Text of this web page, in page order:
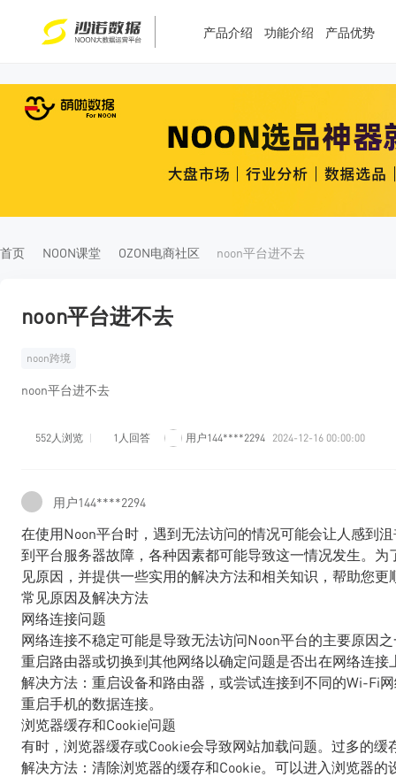
产品介绍 功能介绍 产品优势
首页 NOON课堂 OZON电商社区 noon平台进不去
noon平台进不去
noon跨境
noon平台进不去
552人浏览 1人回答 用户144****2294 2024-12-16 00:00:00
用户144****2294
在使用Noon平台时，遇到无法访问的情况可能会让人感到
到平台服务器故障，各种因素都可能导致这一情况发生。
见原因，并提供一些实用的解决方法和相关知识，帮助您
常见原因及解决方法
网络连接问题
网络连接不稳定可能是导致无法访问Noon平台的主要原因
重启路由器或切换到其他网络以确定问题是否出在网络连接
解决方法：重启设备和路由器，或尝试连接到不同的Wi-Fi
重启手机的数据连接。
浏览器缓存和Cookie问题
有时，浏览器缓存或Cookie会导致网站加载问题。过多的
解决方法：清除浏览器的缓存和Cookie。可以进入浏览器